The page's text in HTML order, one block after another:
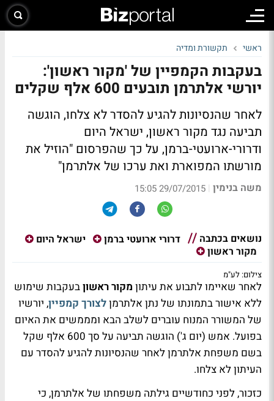
ראשי תקשורת ומדיה
בעקבות הקמפיין של 'מקור ראשון':
יורשי אלתרמן תובעים 600 אלף שקלים
לאחר שהנסיונות להגיע להסדר לא צלחו, הוגשה
תביעה נגד מקור ראשון, ישראל היום
ודרורי-ארועטי-ברמן, על כך שהפרסום "הוזיל את
מורשתו המפוארת ואת ערכו של אלתרמן"
משה בנימין |
29/07/2015 15:05
נושאים בכתבה דרורי ארועטי ברמן
ישראל היום
מקור ראשון
צילום: לע"מ
לאחר שאיימו לתבוע את עיתון מקור ראשוןבעקבות שימוש
ללא אישור בתמונתו של נתן אלתרמןלצורך קמפיין, יורשיו
של המשורר המנוח עוברים לשלב הבא ומממשים את האיום
בפועל. אמש (יום ג') הוגשה תביעה על סך 600 אלף שקל
בשם משפחת אלתרמן לאחר שהנסיונות להגיע להסדר עם
העיתון לא צלחו.
כזכור, לפני כחודשיים גילתה משפחתו של אלתרמן, כי